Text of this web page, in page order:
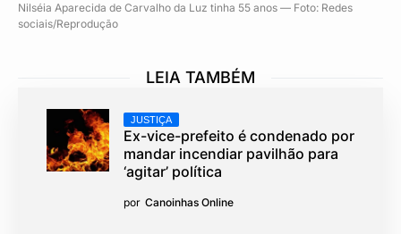
Nilséia Aparecida de Carvalho da Luz tinha 55 anos — Foto: Redes
sociais/Reprodução
LEIA TAMBÉM
JUSTIÇA
Ex-vice-prefeito é condenado por
mandar incendiar pavilhão para
‘agitar’ política
por Canoinhas Online